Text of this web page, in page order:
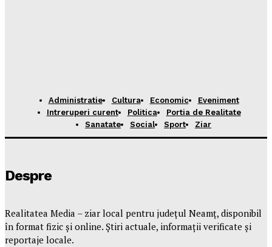
Administratie Cultura Economic
Eveniment
Intreruperi curent
Politica
Portia de Realitate
Sanatate
Social Sport Ziar
Despre
Realitatea Media – ziar local pentru județul Neamț, disponibil
în format fizic și online. Știri actuale, informații verificate și
reportaje locale.